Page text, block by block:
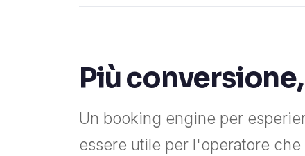
Più
Un booking engine per
essere utile per l'operatore